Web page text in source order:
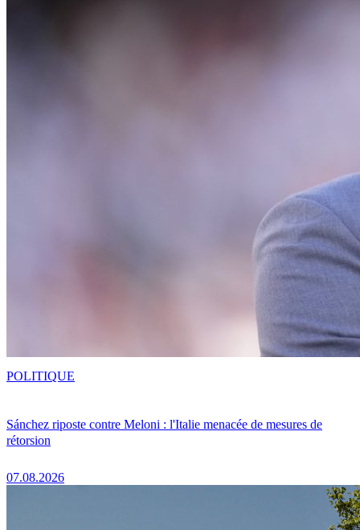
Sánchez riposte contre Meloni : l'Italie menacée de mesures de
rétorsion
07.08.2026
POLITIQUE